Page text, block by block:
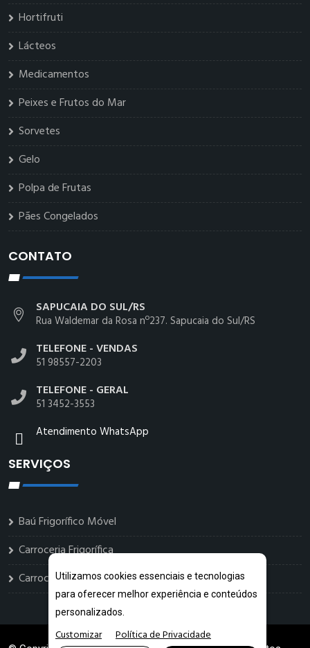
Hortifruti
Lácteos
Medicamentos
Peixes e Frutos do Mar
Sorvetes
Gelo
Polpa de Frutas
Pães Congelados
CONTATO
SAPUCAIA DO SUL/RS
Rua Waldemar da Rosa nº237. Sapucaia do Sul/RS
TELEFONE - VENDAS
51 98557-2203
TELEFONE - GERAL
51 3452-3553
Atendimento WhatsApp
SERVIÇOS
Baú Frigorífico Móvel
Carroceria Frigorífica
Carrocerias Sorveteiras
Utilizamos cookies essenciais e tecnologias
para oferecer melhor experiência e conteúdos
personalizados.
Customizar Política de Privacidade